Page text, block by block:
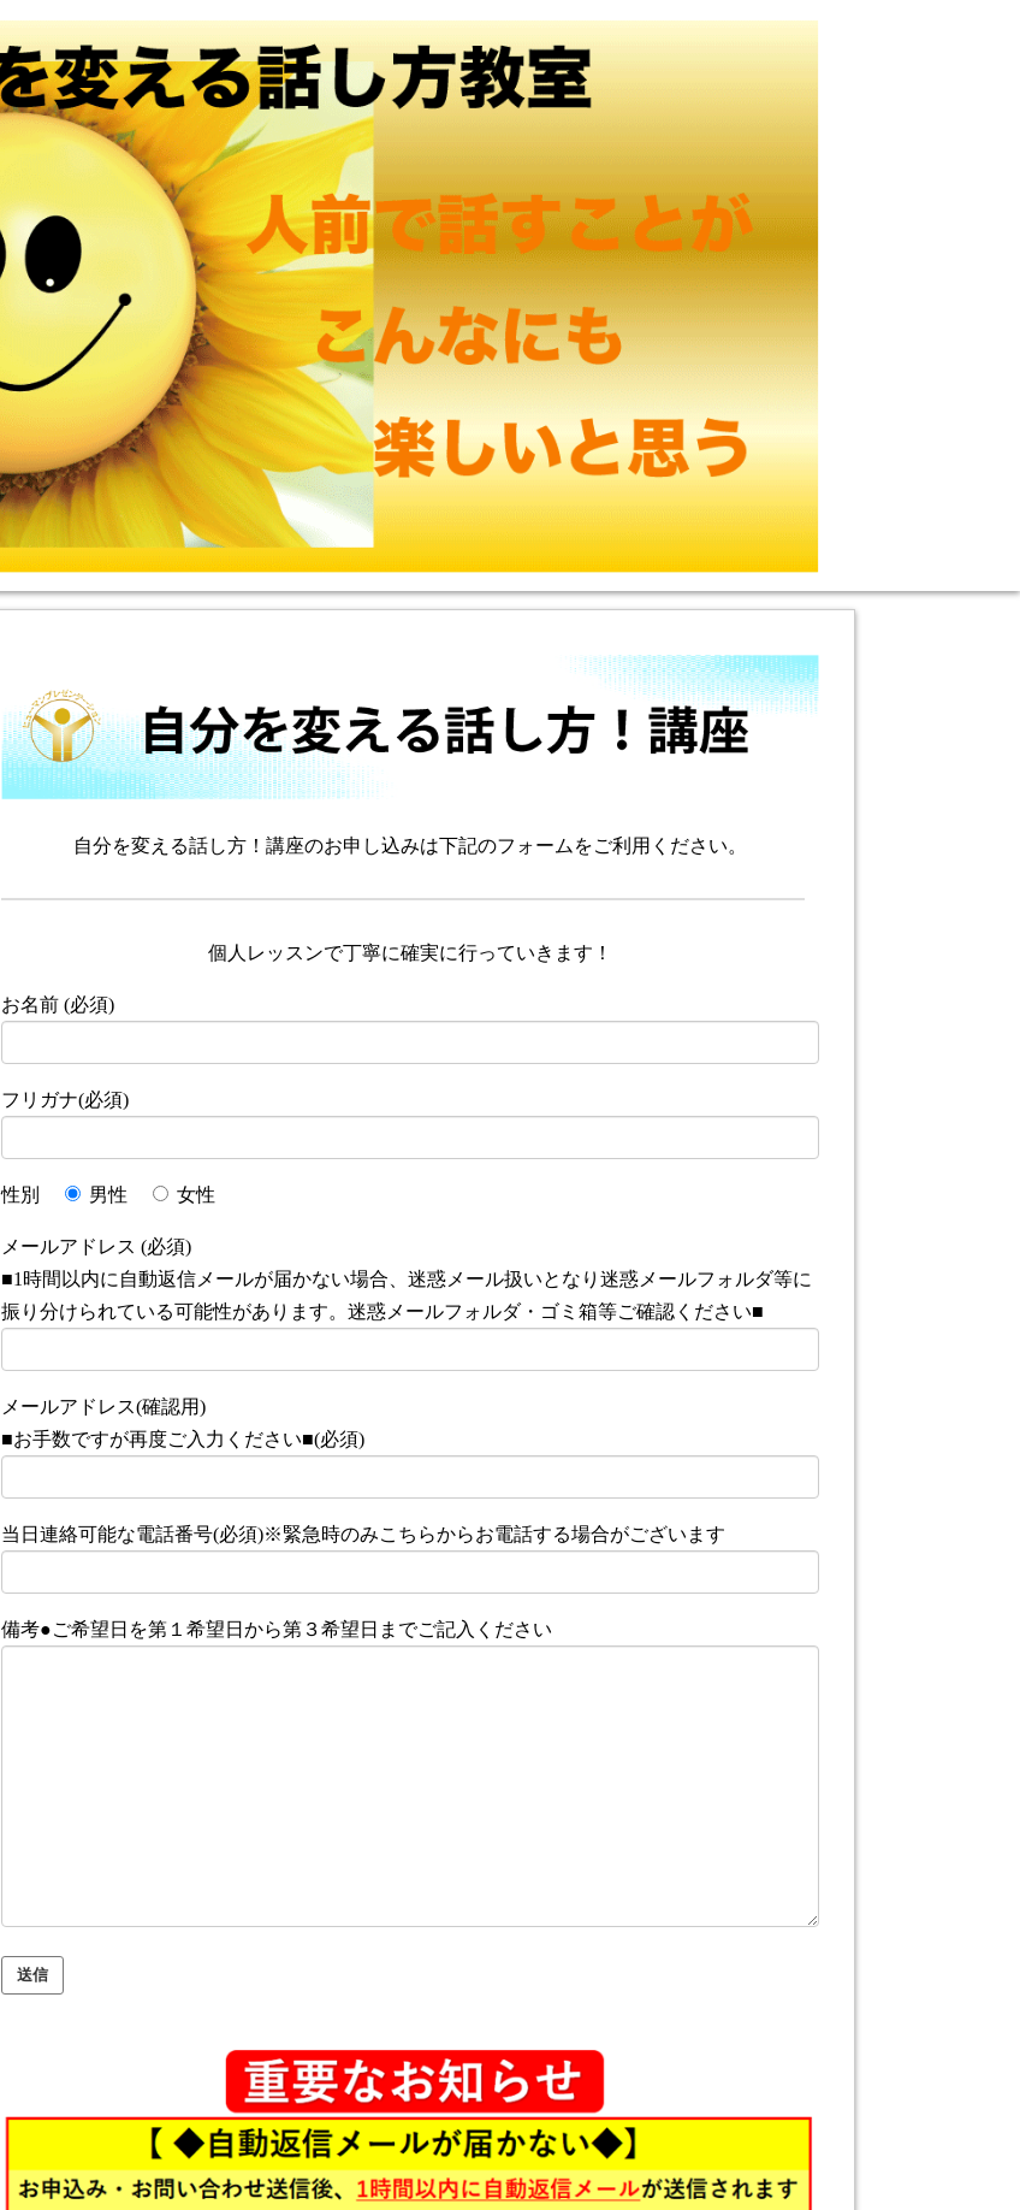
自分を変える話し方！講座のお申し込みは下記のフォームをご利用ください。
個人レッスンで丁寧に確実に行っていきます！
お名前 (必須)
フリガナ(必須)
性別 男性 女性
メールアドレス (必須)
■1時間以内に自動返信メールが届かない場合、迷惑メール扱いとなり迷惑メールフォルダ等に
振り分けられている可能性があります。迷惑メールフォルダ・ゴミ箱等ご確認ください■
メールアドレス(確認用)
■お手数ですが再度ご入力ください■(必須)
当日連絡可能な電話番号(必須)※緊急時のみこちらからお電話する場合がございます
備考●ご希望日を第１希望日から第３希望日までご記入ください